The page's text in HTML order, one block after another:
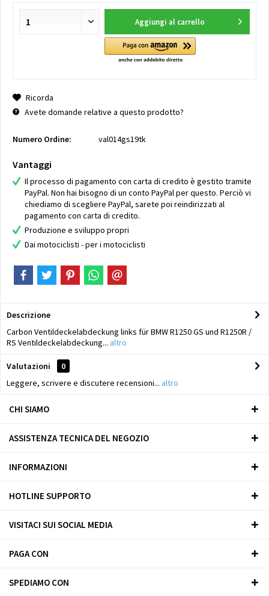
Aggiungi al carrello
Ricorda
Avete domande relative a questo prodotto?
Numero Ordine: val014gs19tk
Vantaggi
Il processo di pagamento con carta di credito è gestito tramite
PayPal. Non hai bisogno di un conto PayPal per questo. Perciò vi
chiediamo di scegliere PayPal, sarete poi reindirizzati al
pagamento con carta di credito.
Produzione e sviluppo propri
Dai motociclisti - per i motociclisti
Descrizione
Carbon Ventildeckelabdeckung links für BMW R1250 GS und R1250R /
RS Ventildeckelabdeckung... altro
Valutazioni
0
Leggere, scrivere e discutere recensioni... altro
CHI SIAMO
ASSISTENZA TECNICA DEL NEGOZIO
INFORMAZIONI
HOTLINE SUPPORTO
VISITACI SUI SOCIAL MEDIA
PAGA CON
SPEDIAMO CON